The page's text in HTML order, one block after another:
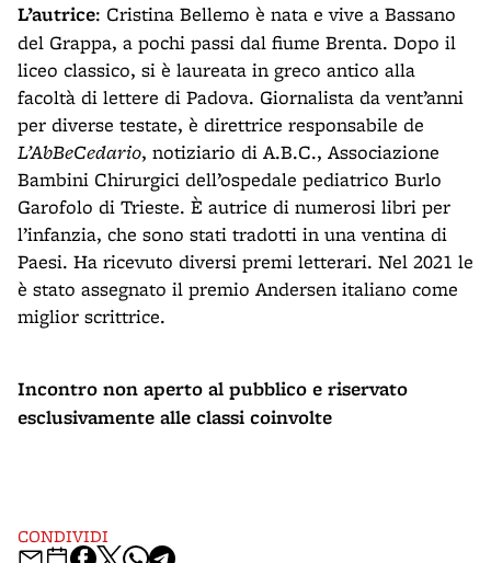
L’autrice: Cristina Bellemo è nata e vive a Bassano
del Grappa, a pochi passi dal fiume Brenta. Dopo il
liceo classico, si è laureata in greco antico alla
facoltà di lettere di Padova. Giornalista da vent’anni
per diverse testate, è direttrice responsabile de
L’AbBeCedario, notiziario di A.B.C., Associazione
Bambini Chirurgici dell’ospedale pediatrico Burlo
Garofolo di Trieste. È autrice di numerosi libri per
l’infanzia, che sono stati tradotti in una ventina di
Paesi. Ha ricevuto diversi premi letterari. Nel 2021 le
è stato assegnato il premio Andersen italiano come
miglior scrittrice.
Incontro non aperto al pubblico e riservato
esclusivamente alle classi coinvolte
CONDIVIDI